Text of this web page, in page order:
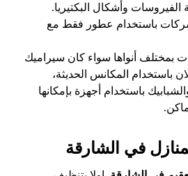
الفيروسات وأشكال البكتيريا.
باستخدام عطور فقط مع
بمختلف أنواها سواء كان سيراميك
باستخدام المكانس الحديثة،
باستخدام أجهزة بإمكانها
في الشارقة